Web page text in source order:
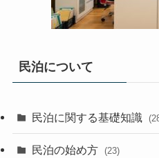
民泊について
民泊に関する基礎知識
民泊の始め方 (23)